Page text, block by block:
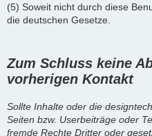
(5) Soweit nicht durch diese
die deutschen Gesetze.
Zum Schluss keine
vorherigen Kontakt
Sollte Inhalte oder die
Seiten bzw. Userbeiträge oder
fremde Rechte Dritter oder